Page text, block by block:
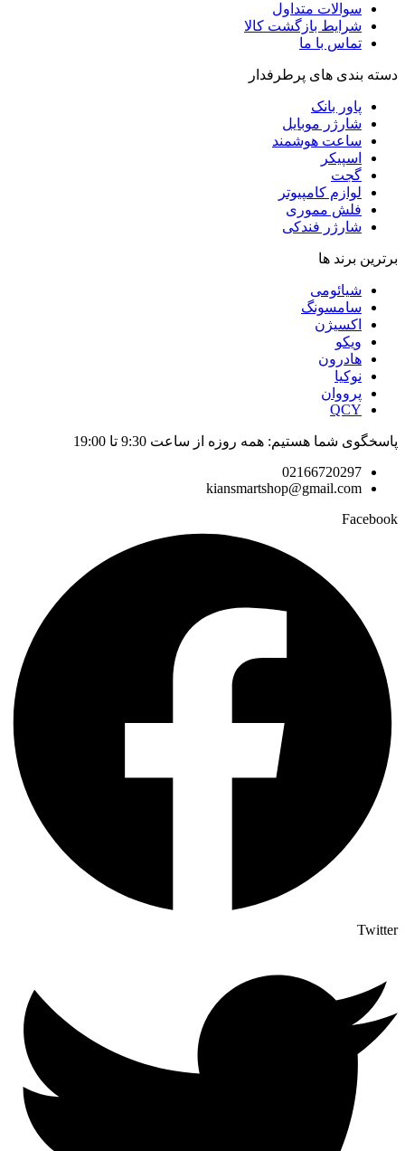
سوالات متداول
شرایط بازگشت کالا
تماس با ما
دسته بندی های پرطرفدار
پاور بانک
شارژر موبایل
ساعت هوشمند
اسپیکر
گجت
لوازم کامپیوتر
فلش مموری
شارژر فندکی
برترین برند ها
شیائومی
سامسونگ
اکسیژن
ویکو
هادرون
نوکیا
پرووان
QCY
پاسخگوی شما هستیم: همه روزه از ساعت 9:30 تا 19:00
02166720297
kiansmartshop@gmail.com
Facebook
Twitter